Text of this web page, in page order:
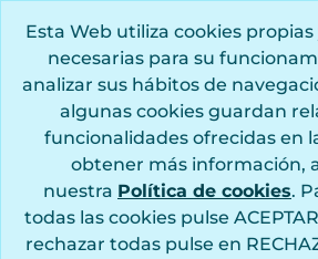
Esta Web utiliza cookies
necesarias para su
analizar sus hábitos de
algunas cookies guardan
funcionalidades ofrecidas en
obtener más información,
nuestra Política de cookies.
todas las cookies pulse
rechazar todas pulse en